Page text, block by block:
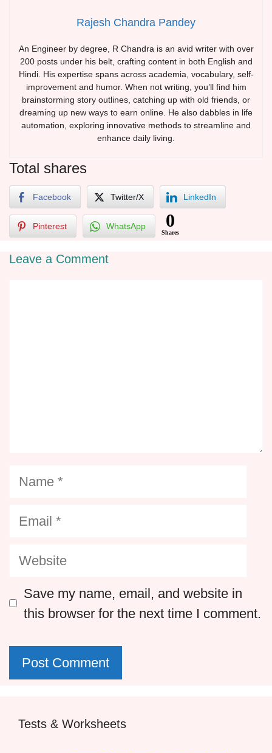
Rajesh Chandra Pandey
An Engineer by degree, R Chandra is an avid writer with over
200 posts under his belt, crafting content in both English and
Hindi. His expertise spans across academia, vocabulary, self-
improvement and humor. When not writing, you’ll find him
brainstorming story outlines, catching up with old friends, or
dreaming up new ways to earn online. He also dabbles in life
automation, exploring innovative methods to streamline and
enhance daily living.
Total shares
Facebook Twitter/X LinkedIn
Pinterest WhatsApp 0
Shares
Leave a Comment
Name
Email
Website
Save my name, email, and website in
this browser for the next time I comment.
Tests & Worksheets